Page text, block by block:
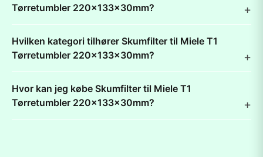
Tørretumbler 220x133x30mm?
Hvilken kategori tilhører Skumfilter til Miele T1
Tørretumbler 220x133x30mm?
Hvor kan jeg købe Skumfilter til Miele T1
Tørretumbler 220x133x30mm?